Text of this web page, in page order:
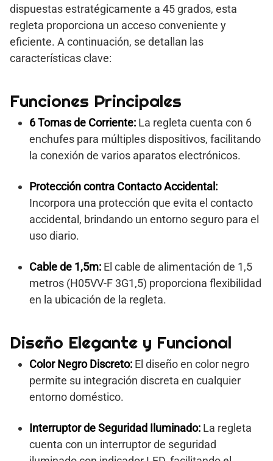
dispuestas estratégicamente a 45 grados, esta
regleta proporciona un acceso conveniente y
eficiente. A continuación, se detallan las
características clave:
Funciones Principales
6 Tomas de Corriente: La regleta cuenta con 6
enchufes para múltiples dispositivos, facilitando
la conexión de varios aparatos electrónicos.
Protección contra Contacto Accidental:
Incorpora una protección que evita el contacto
accidental, brindando un entorno seguro para el
uso diario.
Cable de 1,5m: El cable de alimentación de 1,5
metros (H05VV-F 3G1,5) proporciona flexibilidad
en la ubicación de la regleta.
Diseño Elegante y Funcional
Color Negro Discreto: El diseño en color negro
permite su integración discreta en cualquier
entorno doméstico.
Interruptor de Seguridad Iluminado: La regleta
cuenta con un interruptor de seguridad